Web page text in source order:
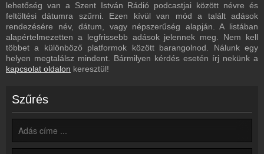
Frekvenciák
Szent István Rádió frekvencia
Műsorújság
Szent István Rádió műsorai
Kapcsolat
Partnerek
Rádiós partnerek
Rádió beágyazás
Ágyazd be weboldaladba
lehetőség van a Szent István Rádió podcastjai között névre és
feltöltési dátumra szűrni. Ezen kívül van mód a talált adások
rendezésére név, dátum, vagy népszerűség alapján. A listában
alapértelmezetten a legfrissebb adások jelennek meg. Nem kell
többet a különböző platformok között barangolnod. Nálunk egy
helyen megtalálsz mindent. Bármilyen kérdés esetén írj nekünk a
kapcsolat oldalon keresztül!
Szűrés